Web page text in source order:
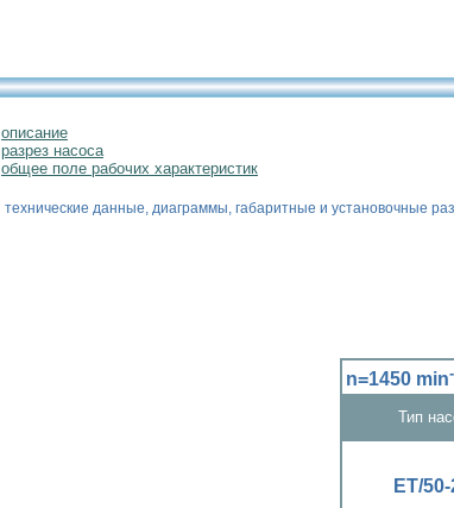
описание
разрез насоса
общее поле рабочих характеристик
технические данные, диаграммы, габаритные и установочные
n=1450 min
Тип
ЕТ/